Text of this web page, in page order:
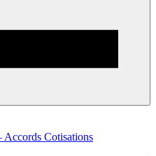
Accords Cotisations